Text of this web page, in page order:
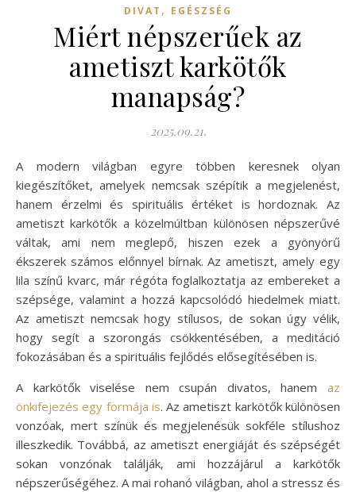
DIVAT , EGÉSZSÉG
Miért népszerűek az
ametiszt karkötők
manapság?
2025.09.21.
A modern világban egyre többen keresnek olyan
kiegészítőket, amelyek nemcsak szépítik a megjelenést,
hanem érzelmi és spirituális értéket is hordoznak. Az
ametiszt karkötők a közelmúltban különösen népszerűvé
váltak, ami nem meglepő, hiszen ezek a gyönyörű
ékszerek számos előnnyel bírnak. Az ametiszt, amely egy
lila színű kvarc, már régóta foglalkoztatja az embereket a
szépsége, valamint a hozzá kapcsolódó hiedelmek miatt.
Az ametiszt nemcsak hogy stílusos, de sokan úgy vélik,
hogy segít a szorongás csökkentésében, a meditáció
fokozásában és a spirituális fejlődés elősegítésében is.
A karkötők viselése nem csupán divatos, hanem az
önkifejezés egy formája is. Az ametiszt karkötők különösen
vonzóak, mert színük és megjelenésük sokféle stílushoz
illeszkedik. Továbbá, az ametiszt energiáját és szépségét
sokan vonzónak találják, ami hozzájárul a karkötők
népszerűségéhez. A mai rohanó világban, ahol a stressz és